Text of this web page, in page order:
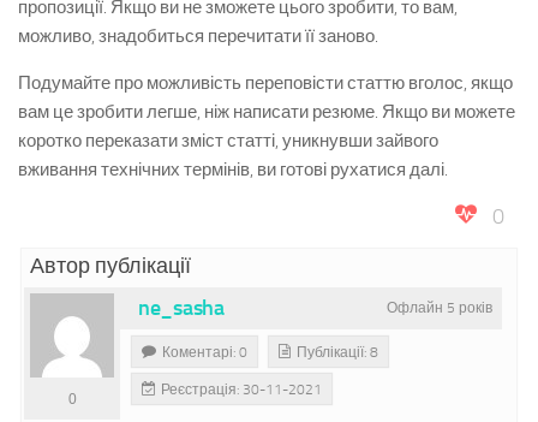
пропозиції. Якщо ви не зможете цього зробити, то вам,
можливо, знадобиться перечитати її заново.
Подумайте про можливість переповісти статтю вголос, якщо
вам це зробити легше, ніж написати резюме. Якщо ви можете
коротко переказати зміст статті, уникнувши зайвого
вживання технічних термінів, ви готові рухатися далі.
0
Автор публікації
Офлайн 5 років
ne_sasha
0
Коментарі: 0 Публікації: 8
Реєстрація: 30-11-2021